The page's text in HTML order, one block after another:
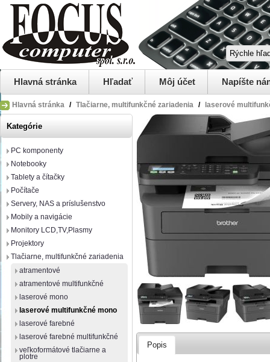
Hlavná stránka Hľadať Môj účet Napíšte
Hlavná stránka / Tlačiarne, multifunkčné zariadenia / laserové
Kategórie
PC komponenty
Notebooky
Tablety a čítačky
Počítače
Servery, NAS a príslušenstvo
Mobily a navigácie
Monitory LCD,TV,Plasmy
Projektory
Tlačiarne, multifunkčné zariadenia
atramentové
atramentové multifunkčné
laserové mono
laserové multifunkčné mono
laserové farebné
laserové farebné multifunkčné
veľkoformátové tlačiarne a
plotre
Popis